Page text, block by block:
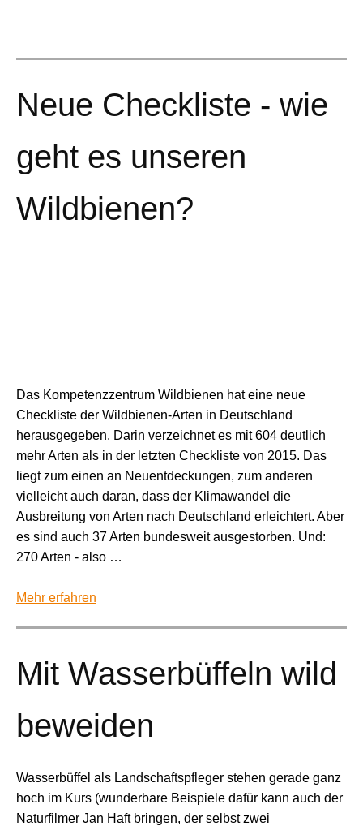
Neue Checkliste - wie
geht es unseren
Wildbienen?
Das Kompetenzzentrum Wildbienen hat eine neue
Checkliste der Wildbienen-Arten in Deutschland
herausgegeben. Darin verzeichnet es mit 604 deutlich
mehr Arten als in der letzten Checkliste von 2015. Das
liegt zum einen an Neuentdeckungen, zum anderen
vielleicht auch daran, dass der Klimawandel die
Ausbreitung von Arten nach Deutschland erleichtert. Aber
es sind auch 37 Arten bundesweit ausgestorben. Und:
270 Arten - also …
Mehr erfahren
Mit Wasserbüffeln wild
beweiden
Wasserbüffel als Landschaftspfleger stehen gerade ganz
hoch im Kurs (wunderbare Beispiele dafür kann auch der
Naturfilmer Jan Haft bringen, der selbst zwei